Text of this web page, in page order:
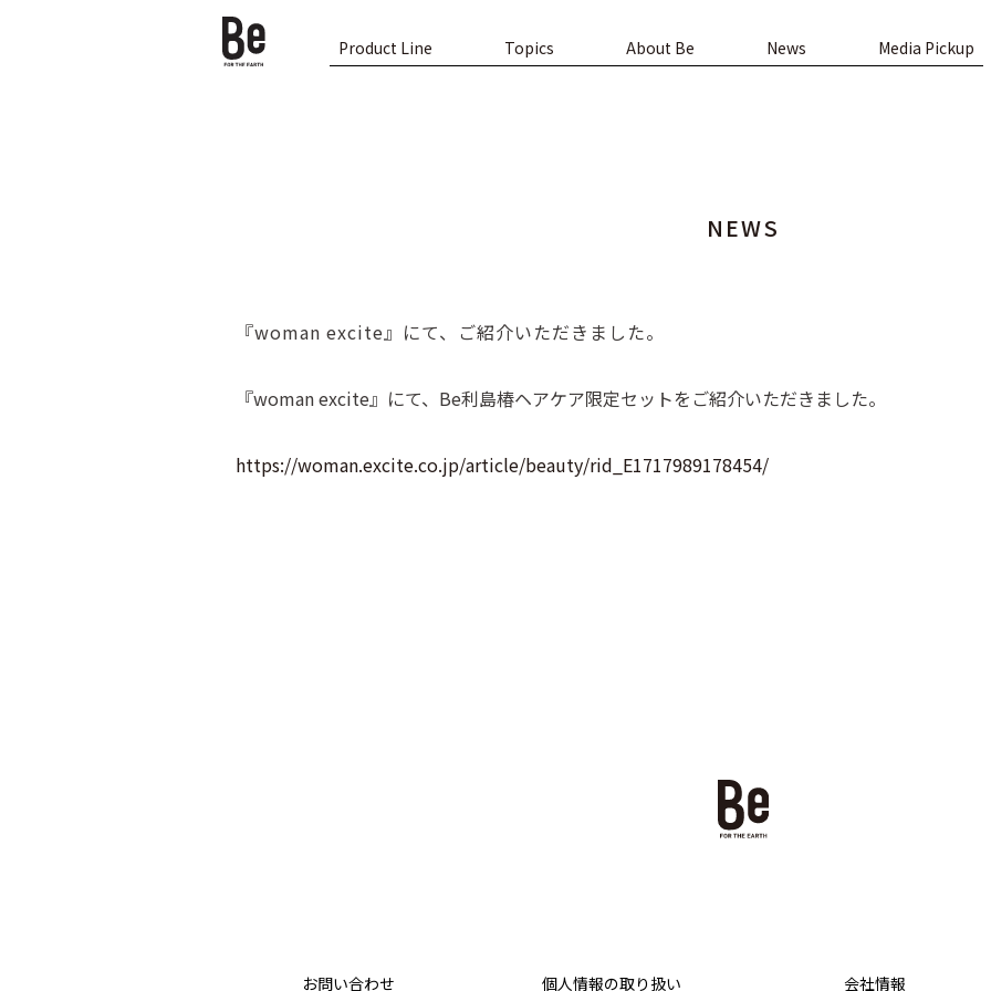
Product Line Topics About Be News Media Pickup
NEWS
『woman excite』にて、ご紹介いただきました。
『woman excite』にて、Be利島椿ヘアケア限定セットをご紹介いただきました。
https://woman.excite.co.jp/article/beauty/rid_E1717989178454/
お問い合わせ 個人情報の取り扱い 会社情報